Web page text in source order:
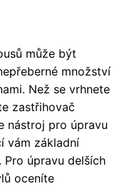
může být
množství
Než se vrhnete
zastřihovač
nástroj pro úpravu
vám základní
Pro úpravu delších
oceníte